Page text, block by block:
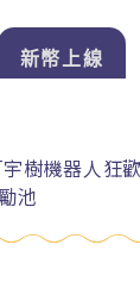
新幣上線
樹機器人狂
池